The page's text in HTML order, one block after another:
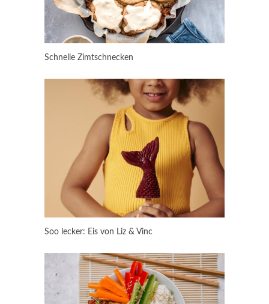
Schnelle Zimtschnecken
Soo lecker: Eis von Liz & Vinc